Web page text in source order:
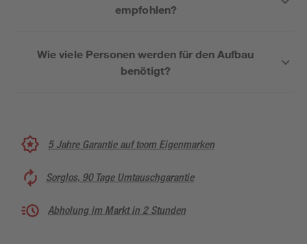
empfohlen?
Wie viele Personen werden für den Aufbau
benötigt?
5 Jahre Garantie auf toom Eigenmarken
Sorglos, 90 Tage Umtauschgarantie
Abholung im Markt in 2 Stunden